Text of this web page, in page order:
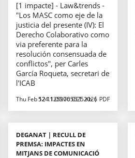
[1 impacte] - Law&trends -
"Los MASC como eje de la
justicia del presente (IV): El
Derecho Colaborativo como
via preferente para la
resolución consensuada de
conflictos", per Carles
García Roqueta, secretari de
l'ICAB
Thu Feb 12 11:00:00 CET 2026
524.1259765625 Kb PDF
DEGANAT | RECULL DE
PREMSA: IMPACTES EN
MITJANS DE COMUNICACIÓ